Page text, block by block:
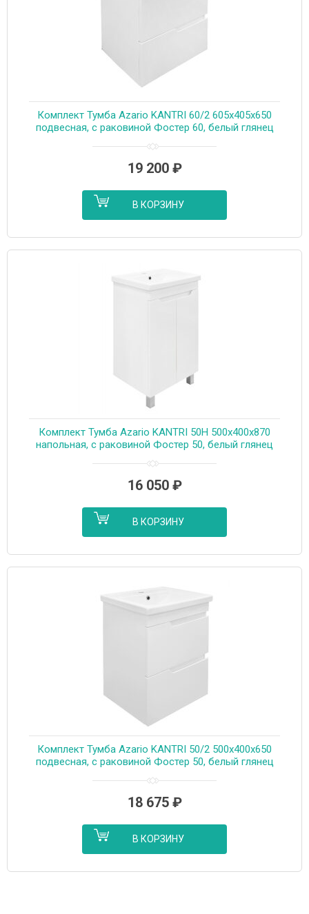
Комплект Тумба Azario KANTRI 60/2 605х405х650
подвесная, с раковиной Фостер 60, белый глянец
19 200 ₽
В КОРЗИНУ
Комплект Тумба Azario KANTRI 50Н 500х400х870
напольная, с раковиной Фостер 50, белый глянец
16 050 ₽
В КОРЗИНУ
Комплект Тумба Azario KANTRI 50/2 500х400х650
подвесная, с раковиной Фостер 50, белый глянец
18 675 ₽
В КОРЗИНУ